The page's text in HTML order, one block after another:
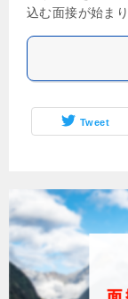
込む面接が始ま
Tweet